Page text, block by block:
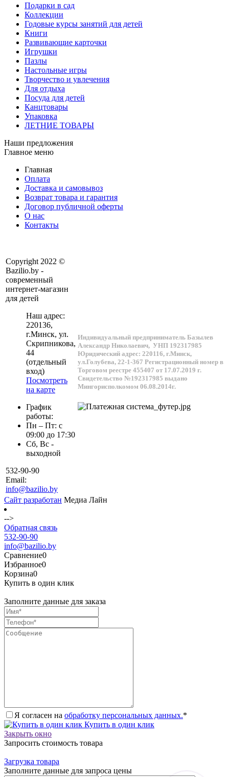
Подарки в сад
Коллекции
Годовые курсы занятий для детей
Книги
Развивающие карточки
Игрушки
Пазлы
Настольные игры
Творчество и увлечения
Для отдыха
Посуда для детей
Канцтовары
Упаковка
ЛЕТНИЕ ТОВАРЫ
Наши предложения
Главное меню
Главная
Оплата
Доставка и самовывоз
Возврат товара и гарантия
Договор публичной оферты
О нас
Контакты
Copyright 2022 ©
Bazilio.by -
современный
интернет-магазин
для детей
Наш адрес:
220136,
г.Минск, ул.
Скрипникова,
44
(отдельный
вход)
Посмотреть
на карте
График
работы:
Пн – Пт: с
09:00 до 17:30
Сб, Вс -
выходной
532-90-90
Email:
info@bazilio.by
Индивидуальный предприниматель Базылев
Александр Николаевич, УНП 192317985
Юридический адрес: 220116, г.Минск,
ул.Голубева, 22-1-367 Регистрационный номер в
Торговом реестре 455407 от 17.07.2019 г.
Свидетельство №192317985 выдано
Мингорисполкомом 06.08.2014г.
Сайт разработан Медиа Лайн
-->
Обратная связь
532-90-90
info@bazilio.by
Сравнение0
Избранное0
Корзина0
Купить в один клик
Заполните данные для заказа
Я согласен на обработку персональных данных.*
Купить в один клик
Закрыть окно
Запросить стоимость товара
Загрузка товара
Заполните данные для запроса цены